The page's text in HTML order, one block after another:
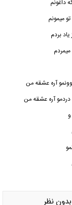
داغونم
میمونم
بردم
آره عشقه من
دردمو آره عشقه من
بدون نظر